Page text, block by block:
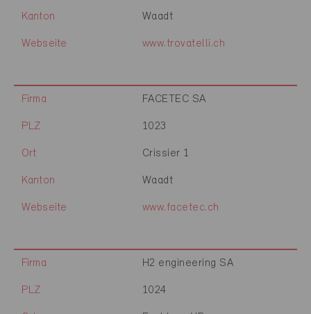
Kanton Waadt
Webseite www.trovatelli.ch
Firma FACETEC SA
PLZ 1023
Ort Crissier 1
Kanton Waadt
Webseite www.facetec.ch
Firma H2 engineering SA
PLZ 1024